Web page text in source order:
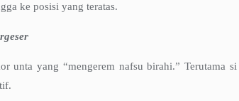
ke posisi yang teratas.
unta yang “mengerem nafsu birahi.” Terutama